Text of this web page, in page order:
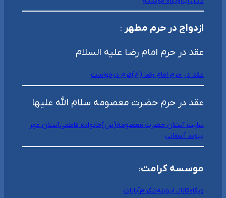
ازدواج در حرم مطهر :
عقد در حرم امام رضا علیه السلام
عقد در حرم امام رضا (ع)فرم درخواست
عقد در حرم حضرت معصومه سلام الله علیها
سایت آستان حضرت معصومه(س)خانواده فاطمیآستان مهر
پیوند آسمانی
موسسه کرامت:
وبگاهکانال ایتابلهتلگرامآپارات